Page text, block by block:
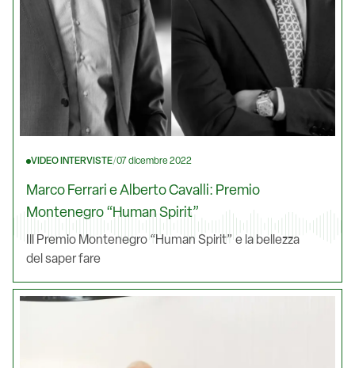
VIDEO INTERVISTE/07 dicembre 2022
Marco Ferrari e Alberto Cavalli: Premio
Montenegro “Human Spirit”
Ill Premio Montenegro “Human Spirit” e la bellezza
del saper fare